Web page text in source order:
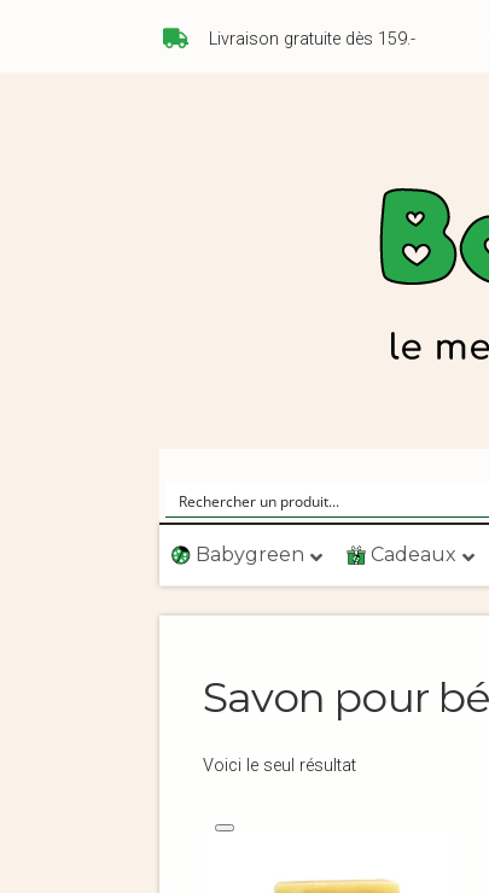
Livraison gratuite dès 159.-
Babygreen Cadeaux
Savon pour
Voici le seul résultat